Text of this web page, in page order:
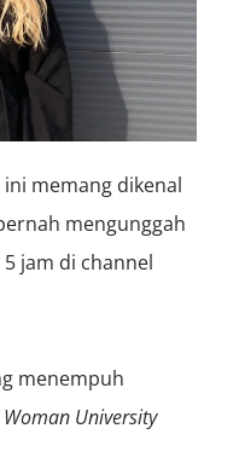
memang dikenal
mengunggah
jam di channel
menempuh
Woman University